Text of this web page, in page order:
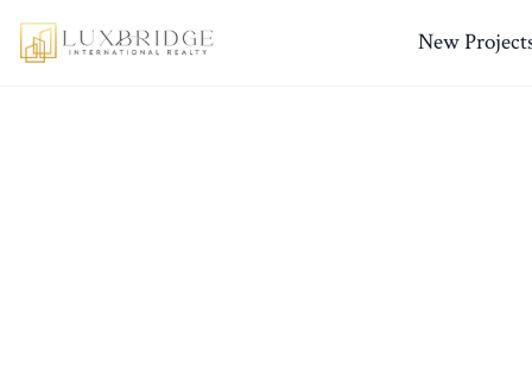
New